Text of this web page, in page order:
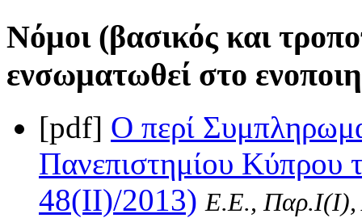
Νόμοι (βασικός και
ενσωματωθεί στο
[pdf] Ο περί
Πανεπιστημίου
48(II)/2013) Ε.Ε., Παρ.Ι(I),